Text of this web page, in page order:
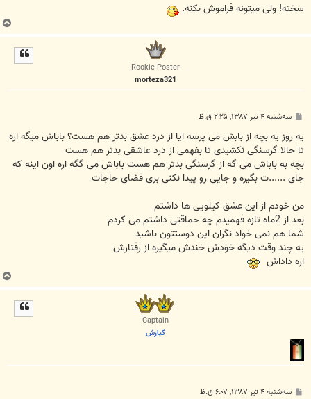
سخته! ولی میتونه فراموش بکنه.
ب
ا
Rookie Poster
morteza321
پ
ت
سه‌شنبه ۴ تیر ۱۳۸۷, ۲:۲۵ ق.ظ
یه روز یه بچه از بابش می پرسه ایا از درد عشق بدتر هم هست؟ باباش میگه اره
تا حالا گرسنگی نکشیدی تا بفهمی از درد عاشقی بدتر هم هست
بچه به باباش می گه از گرسنگی بدتر هم هست باباش می گگه اره اون اینه که
جای ......ت بگیره و جایی رو پیدا نکنی بری قضای حاجات
من خودم از این عشق کیلویی ها داشتم
بعد از 2ماه تازه فهمیدم چه حماقتی داشتم می کردم
شما هم نمی خواد نگران این دوستتون باشید
یه چند وقت دیگه خودش خندش میگیره از رفتارش
اره داداش
ب
ا
Captain
كيارش
پ سه‌شنبه ۴ تیر ۱۳۸۷, ۶:۰۷ ق.ظ